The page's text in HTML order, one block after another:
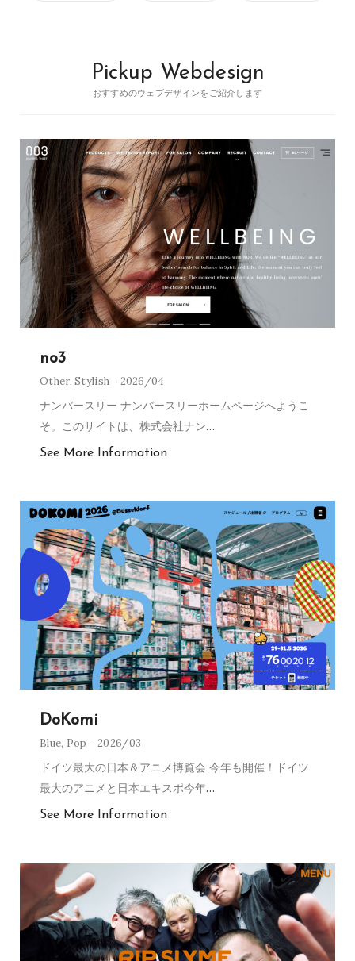
Pickup Webdesign
おすすめのウェブデザインをご紹介します
no3
Other,Stylish 2026/04
ナンバースリー ナンバースリーホームページへようこ
そ。このサイトは、株式会社ナン…
See More Information
DoKomi
Blue, Pop 2026/03
ドイツ最大の日本＆アニメ博覧会 今年も開催！ドイツ
最大のアニメと日本エキスポ今年…
See More Information